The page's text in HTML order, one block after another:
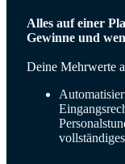
Alles auf einer
Gewinne und
Deine Mehrwerte